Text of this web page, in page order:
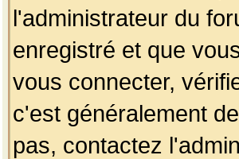
l'administrateur du
enregistré et que
vous connecter,
c'est généralement
pas, contactez